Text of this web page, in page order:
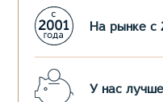
На рынке с
У нас